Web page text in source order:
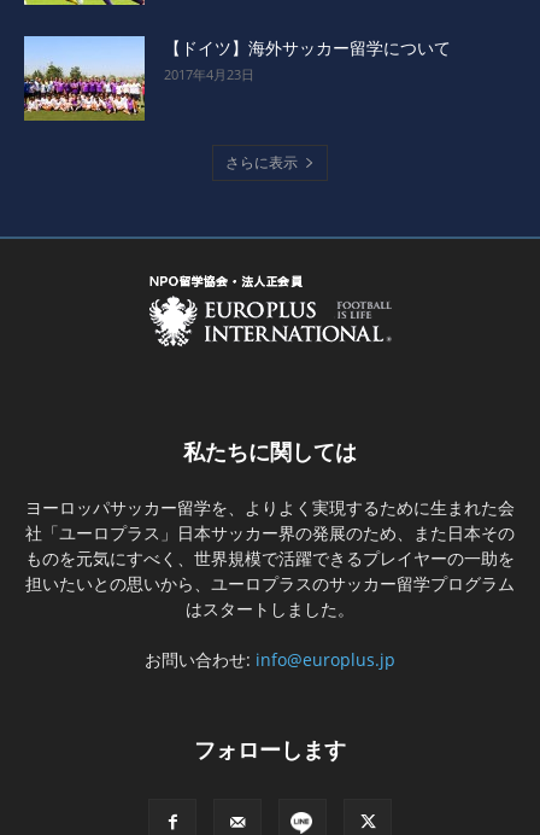
【ドイツ】海外サッカー留学について
2017年4月23日
さらに表示
私たちに関しては
ヨーロッパサッカー留学を、よりよく実現するために生まれた会
社「ユーロプラス」日本サッカー界の発展のため、また日本その
ものを元気にすべく、世界規模で活躍できるプレイヤーの一助を
担いたいとの思いから、ユーロプラスのサッカー留学プログラム
はスタートしました。
お問い合わせ: info@europlus.jp
フォローします